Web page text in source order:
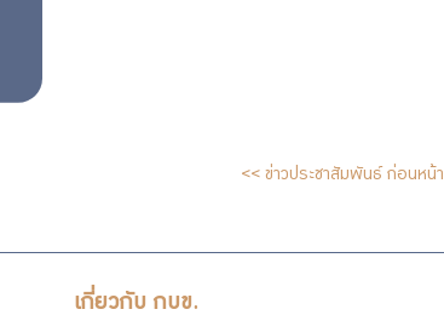
<< ข่าวประชาสัมพันธ์ ก่อนหน้า
เกี่ยวกับ กบข.